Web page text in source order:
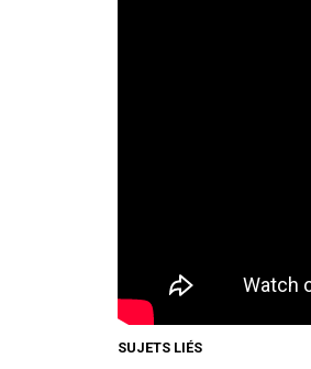
SUJETS LIÉS